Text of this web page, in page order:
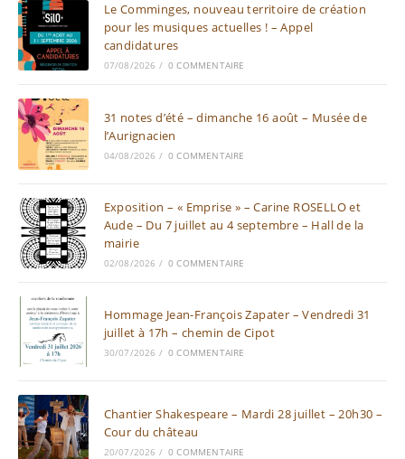
Le Comminges, nouveau territoire de création
pour les musiques actuelles ! – Appel
candidatures
07/08/2026 / 0 COMMENTAIRE
31 notes d’été – dimanche 16 août – Musée de
l’Aurignacien
04/08/2026 / 0 COMMENTAIRE
Exposition – « Emprise » – Carine ROSELLO et
Aude – Du 7 juillet au 4 septembre – Hall de la
mairie
02/08/2026 / 0 COMMENTAIRE
Hommage Jean-François Zapater – Vendredi 31
juillet à 17h – chemin de Cipot
30/07/2026 / 0 COMMENTAIRE
Chantier Shakespeare – Mardi 28 juillet – 20h30 –
Cour du château
20/07/2026 / 0 COMMENTAIRE